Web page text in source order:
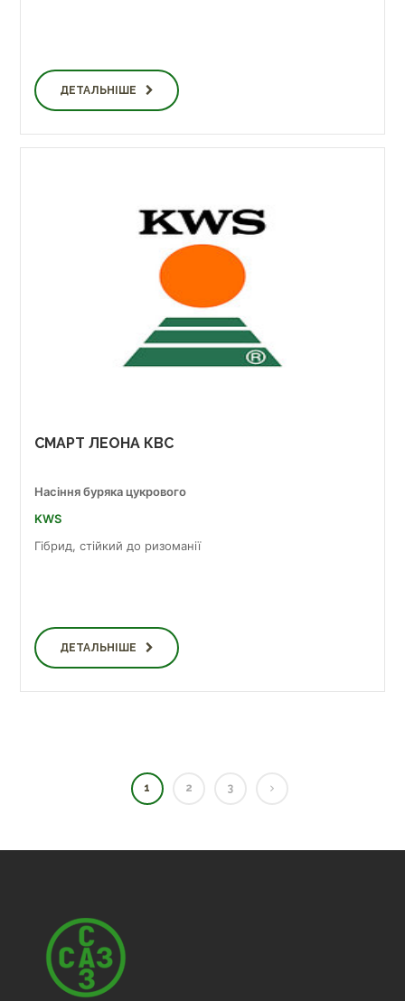
ДЕТАЛЬНІШЕ
СМАРТ ЛЕОНА КВС
Насіння буряка цукрового
KWS
Гібрид, стійкий до ризоманії
ДЕТАЛЬНІШЕ
1 2 3